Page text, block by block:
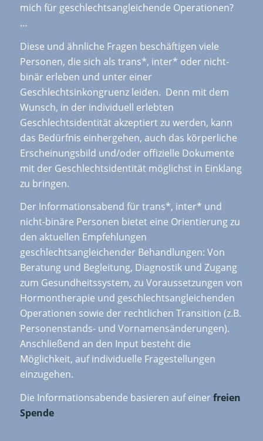
mich für geschlechtsangleichende Operationen?
…
Diese und ähnliche Fragen beschäftigen viele
Personen, die sich als trans*, inter* oder nicht-
binär erleben und unter einer
Geschlechtsinkongruenz leiden. Denn mit dem
Wunsch, in der individuell erlebten
Geschlechtsidentität akzeptiert zu werden, kann
das Bedürfnis einhergehen, auch das körperliche
Erscheinungsbild und/oder offizielle Dokumente
mit der Geschlechtsidentität möglichst in Einklang
zu bringen.
Der Informationsabend für trans*, inter* und
nicht-binäre Personen bietet eine Orientierung zu
den aktuellen Empfehlungen
geschlechtsangleichender Behandlungen: Von
Beratung und Begleitung, Diagnostik und Zugang
zum Gesundheitssystem, zu Voraussetzungen von
Hormontherapie und geschlechtsangleichenden
Operationen sowie der rechtlichen Transition (z.B.
Personenstands- und Vornamensänderungen).
Anschließend an den Input besteht die
Möglichkeit, auf individuelle Fragestellungen
einzugehen.
Die Informationsabende basieren auf einerfreien
Spende